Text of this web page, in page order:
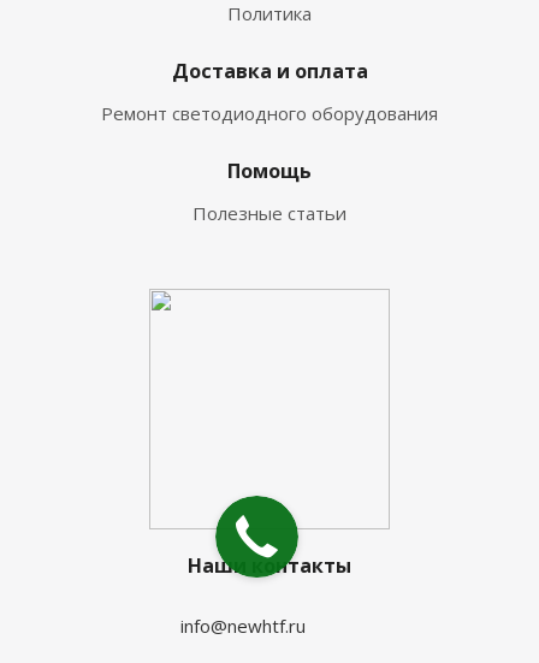
Политика
Доставка и оплата
Ремонт светодиодного оборудования
Помощь
Полезные статьи
Наши контакты
info@newhtf.ru